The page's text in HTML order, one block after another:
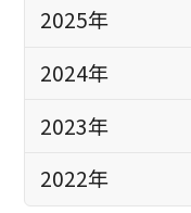
2025年
2024年
2023年
2022年